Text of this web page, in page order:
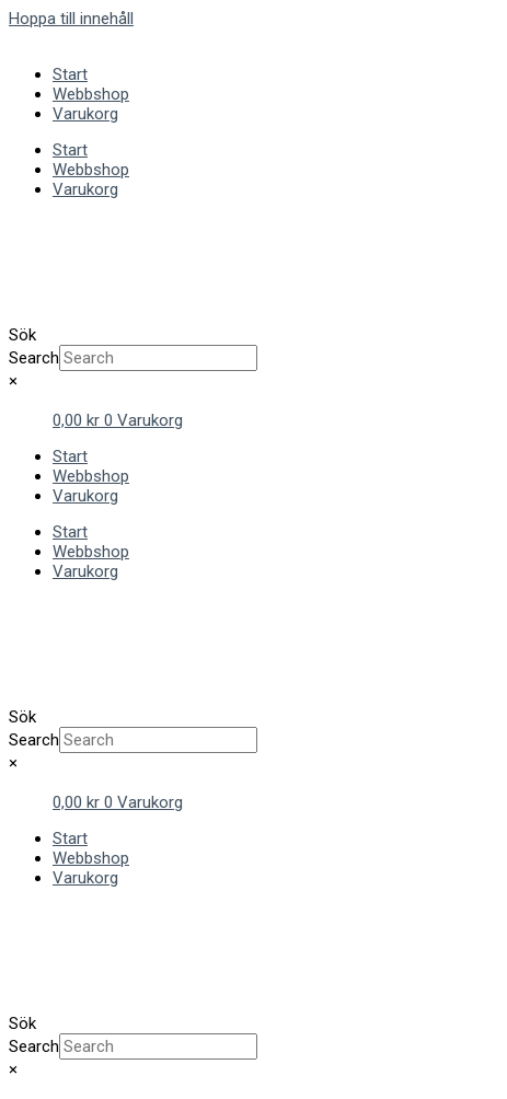
Hoppa till innehåll
Start
Webbshop
Varukorg
Start
Webbshop
Varukorg
Sök
Search
×
0,00 kr 0 Varukorg
Start
Webbshop
Varukorg
Start
Webbshop
Varukorg
Sök
Search
×
0,00 kr 0 Varukorg
Start
Webbshop
Varukorg
Sök
Search
×